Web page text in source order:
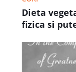
Dieta
fizica si